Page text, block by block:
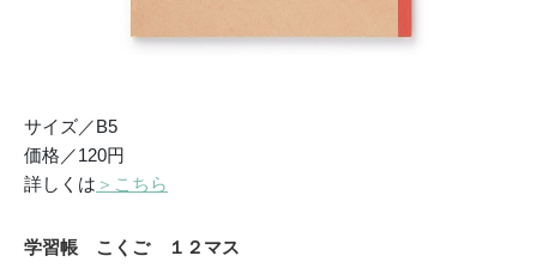
サイズ／B5
価格／120円
詳しくは ＞こちら
学習帳 こくご １２マス